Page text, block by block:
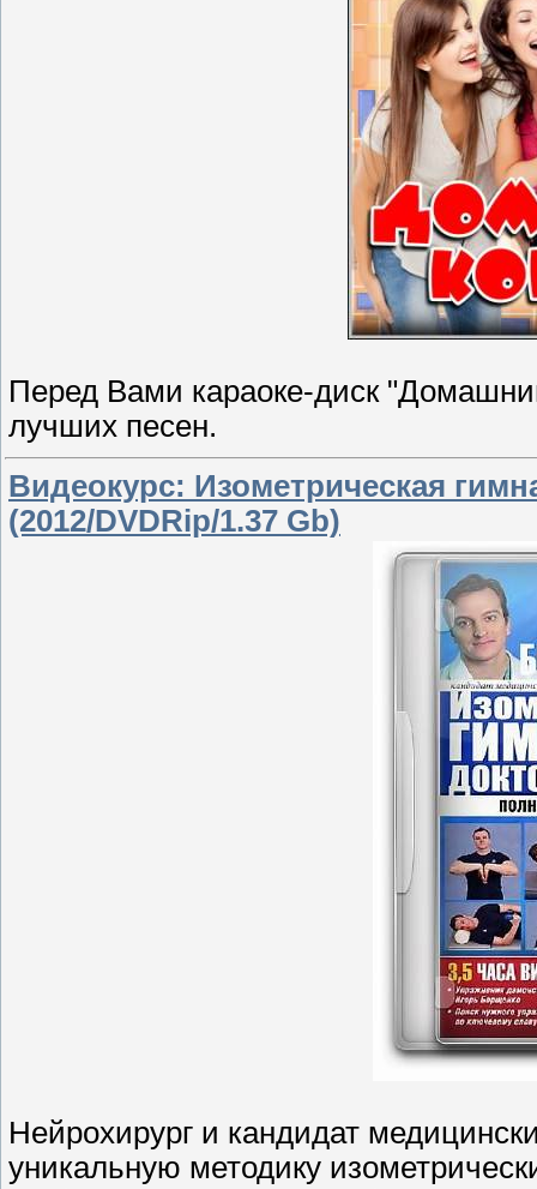
Перед Вами караоке-диск
лучших песен.
Видеокурс: Изометрическая
(2012/DVDRip/1.37 Gb)
Нeйрохирург и кандидат
уникальную методику